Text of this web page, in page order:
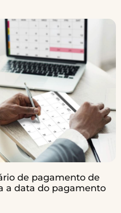
de pagamento de
a data do pagamento